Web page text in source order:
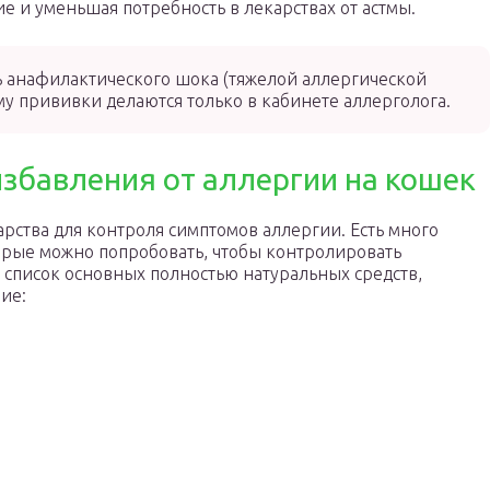
и уменьшая потребность в лекарствах от астмы.
шока (тяжелой аллергической
прививки делаются только в кабинете аллерголога.
от аллергии на кошек
для контроля симптомов аллергии. Есть много
можно попробовать, чтобы контролировать
основных полностью натуральных средств,